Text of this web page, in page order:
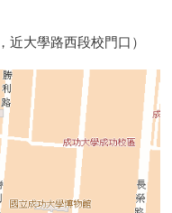
大學路西段校門口）